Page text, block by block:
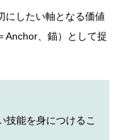
にしたい軸となる価値
Anchor、錨）として捉
技能を身につけるこ